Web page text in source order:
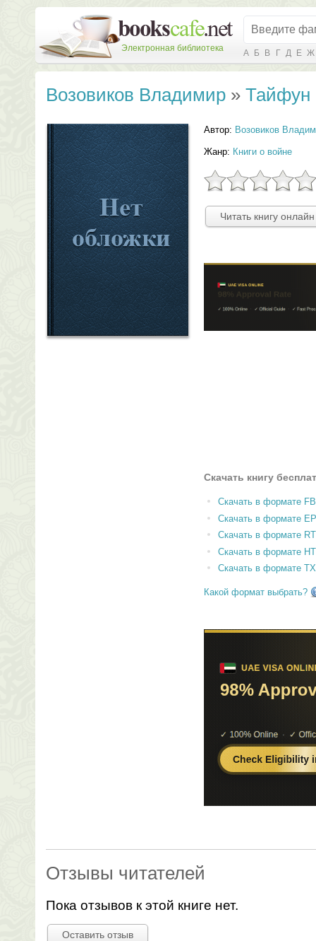
Электронная библиотека А Б В Г Д Е Ж
Возовиков Владимир » Тайфун
Автор: Возовиков
Жанр: Книги о войне
Читать книгу
Скачать книгу
Скачать в формате
Скачать в формате
Скачать в формате
Скачать в формате
Скачать в формате
Какой формат выбрать?
Отзывы читателей
Пока отзывов к этой книге нет.
Оставить отзыв